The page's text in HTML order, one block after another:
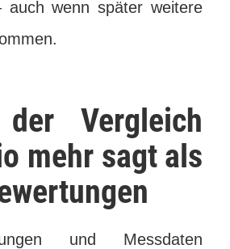
auch wenn später weitere
der Vergleich
mehr sagt als
und Messdaten